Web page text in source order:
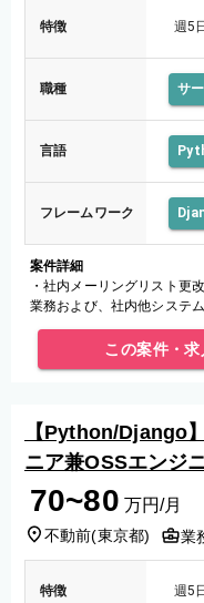
特徴 週5
職種 サ
言語
フレームワーク
案件詳細
・社内メーリングリスト更
業務および、社内他システ
担当いただきます。
この案件・
【Python/Django
ニア兼OSSエンジ
70~80 万円/月
不動前(東京都) 業
特徴 週5